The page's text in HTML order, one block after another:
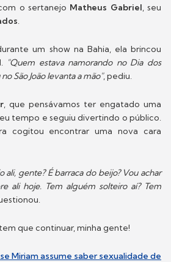
o sertanejo Matheus Gabriel, seu
.
um show na Bahia, ela brincou
"Quem estava namorando no Dia dos
São João levanta a mão", pediu.
, que pensávamos ter engatado uma
tempo e seguiu divertindo o público.
cogitou encontrar uma nova cara
ali, gente? É barraca do beijo? Vou achar
ali hoje. Tem alguém solteiro aí? Tem
que continuar, minha gente!
Miriam assume saber sexualidade de